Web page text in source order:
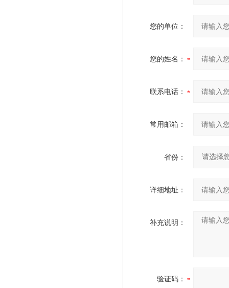
您的单位：
您的姓名：
联系电话：
常用邮箱：
省份：
详细地址：
补充说明：
验证码：